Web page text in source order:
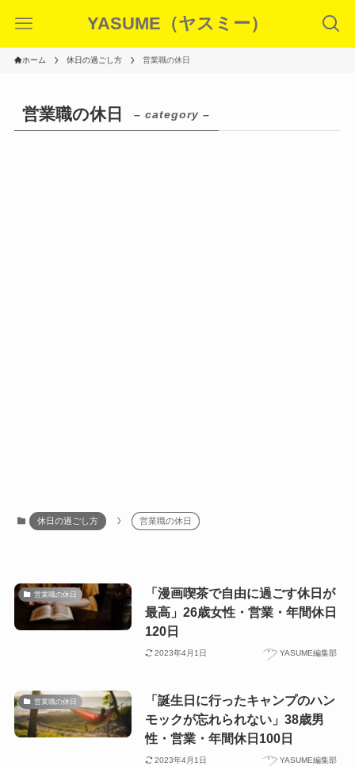
YASUME（ヤスミー）
ホーム 休日の過ごし方 営業職の休日
営業職の休日 – category –
休日の過ごし方 営業職の休日
営業職の休日
「漫画喫茶で自由に過ごす休日が
最高」26歳女性・営業・年間休日
120日
2023年4月1日 YASUME編集部
営業職の休日
「誕生日に行ったキャンプのハン
モックが忘れられない」38歳男
性・営業・年間休日100日
2023年4月1日 YASUME編集部